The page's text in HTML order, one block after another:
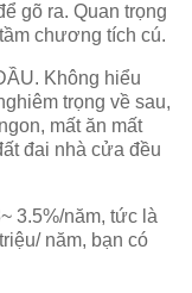
gõ ra. Quan trọng
chương tích cú.
Không hiểu
trọng về sau,
mất ăn mất
đai nhà cửa đều
3.5%/năm, tức là
năm, bạn có